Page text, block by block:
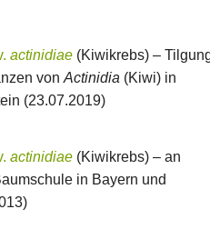
actinidiae (Kiwikrebs) –
von Actinidia (Kiwi) in
(23.07.2019)
actinidiae (Kiwikrebs) – an
in Bayern und